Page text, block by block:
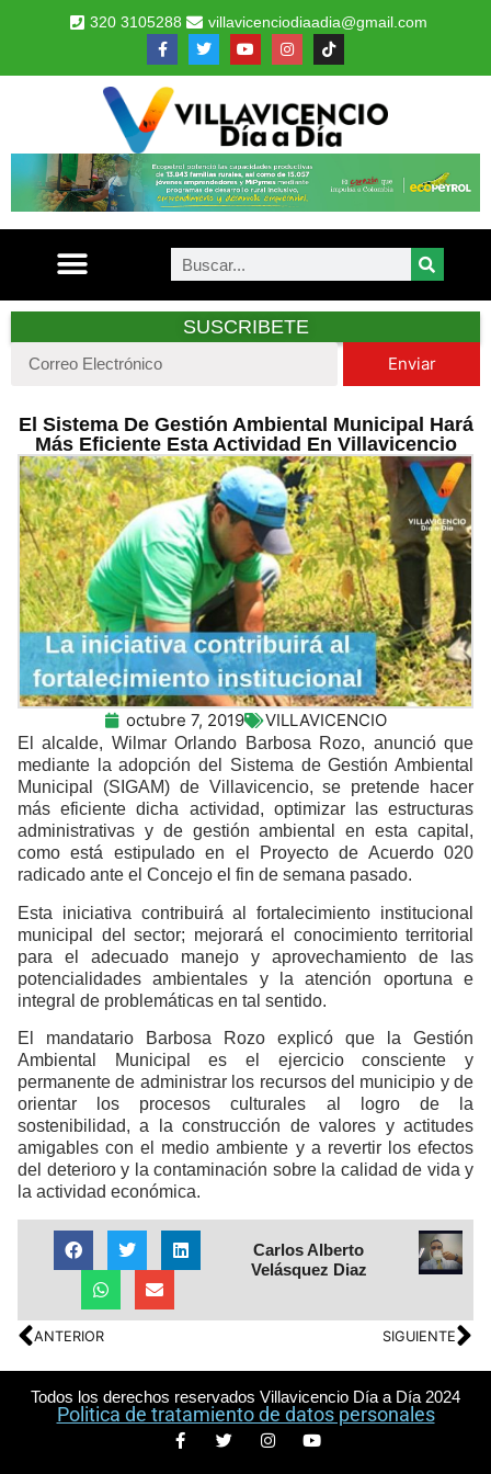
320 3105288 villavicenciodiaadia@gmail.com
SUSCRIBETE
Enviar
El Sistema De Gestión Ambiental Municipal Hará
Más Eficiente Esta Actividad En Villavicencio
octubre 7, 2019 VILLAVICENCIO
El alcalde, Wilmar Orlando Barbosa Rozo, anunció que
mediante la adopción del Sistema de Gestión Ambiental
Municipal (SIGAM) de Villavicencio, se pretende hacer
más eficiente dicha actividad, optimizar las estructuras
administrativas y de gestión ambiental en esta capital,
como está estipulado en el Proyecto de Acuerdo 020
radicado ante el Concejo el fin de semana pasado.
Esta iniciativa contribuirá al fortalecimiento institucional
municipal del sector; mejorará el conocimiento territorial
para el adecuado manejo y aprovechamiento de las
potencialidades ambientales y la atención oportuna e
integral de problemáticas en tal sentido.
El mandatario Barbosa Rozo explicó que la Gestión
Ambiental Municipal es el ejercicio consciente y
permanente de administrar los recursos del municipio y de
orientar los procesos culturales al logro de la
sostenibilidad, a la construcción de valores y actitudes
amigables con el medio ambiente y a revertir los efectos
del deterioro y la contaminación sobre la calidad de vida y
la actividad económica.
Carlos Alberto
Velásquez Diaz
ANTERIOR SIGUIENTE
Todos los derechos reservados Villavicencio Día a Día 2024
Politica de tratamiento de datos personales